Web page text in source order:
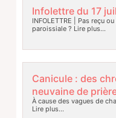
Infolettre du 17
INFOLETTRE | Pas reçu
paroissiale ? Lire plus…
Canicule : des
neuvaine de
À cause des vagues de
Lire plus…